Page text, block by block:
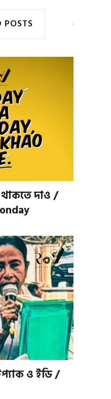
POSTS
দাও /
ও ইডি /